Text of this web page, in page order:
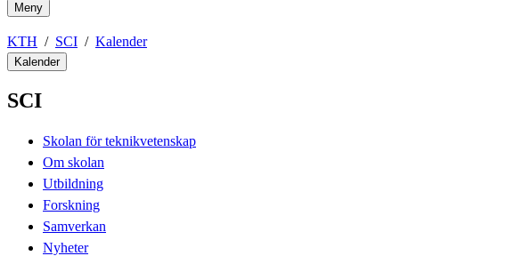
Meny
KTH SCI Kalender
Kalender
SCI
Skolan för teknikvetenskap
Om skolan
Utbildning
Forskning
Samverkan
Nyheter